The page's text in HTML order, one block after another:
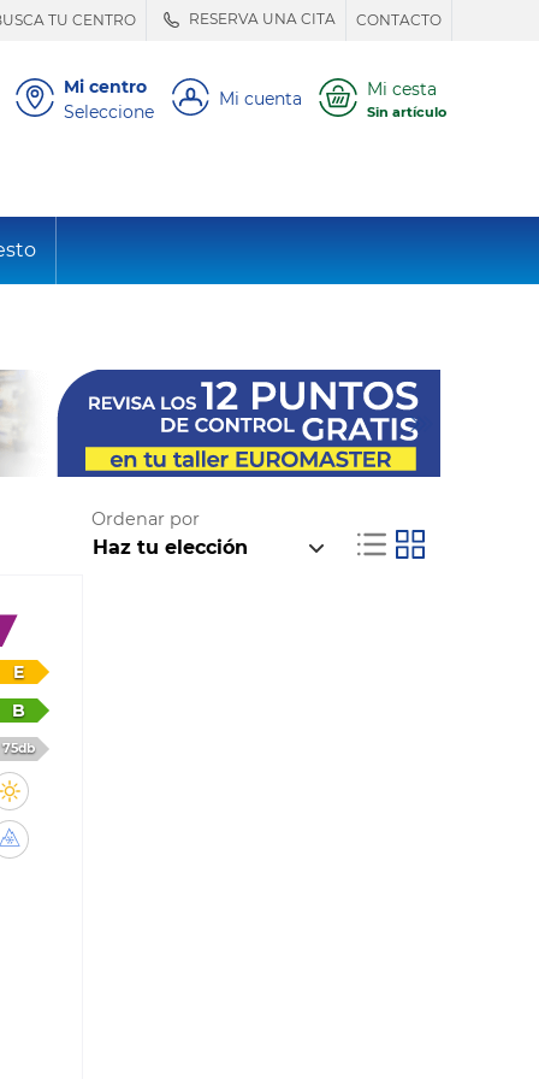
TU CENTRO RESERVA UNA CITA CONTACTO
Mi centro
Seleccione
Mi cuenta Mi cesta
Sin artículo
Ordenar por
E
B
75db